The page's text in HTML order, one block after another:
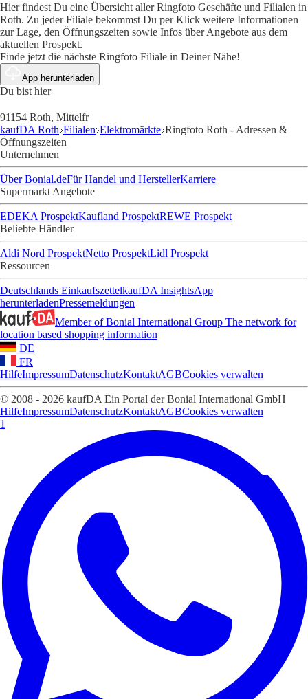
Hier findest Du eine Übersicht aller Ringfoto Geschäfte und Filialen in
Roth. Zu jeder Filiale bekommst Du per Klick weitere Informationen
zur Lage, den Öffnungszeiten sowie Infos über Angebote aus dem
aktuellen Prospekt.
Finde jetzt die nächste Ringfoto Filiale in Deiner Nähe!
App herunterladen
Du bist hier
91154 Roth, Mittelfr
kaufDA Roth Filialen Elektromärkte Ringfoto Roth - Adressen &
Öffnungszeiten
Unternehmen
Über Bonial.deFür Handel und HerstellerKarriere
Supermarkt Angebote
EDEKA ProspektKaufland ProspektREWE Prospekt
Beliebte Händler
Aldi Nord ProspektNetto ProspektLidl Prospekt
Ressourcen
Deutschlands EinkaufszettelkaufDA InsightsApp
herunterladenPressemeldungen
Member of Bonial International Group The network for
location based shopping information
DE
FR
HilfeImpressumDatenschutzKontaktAGBCookies verwalten
© 2008 - 2026 kaufDA Ein Portal der Bonial International GmbH
HilfeImpressumDatenschutzKontaktAGBCookies verwalten
1